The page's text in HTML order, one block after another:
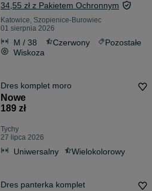
34,55 zł z Pakietem Ochronnym
Katowice, Szopienice-Burowiec
01 sierpnia 2026
M / 38 Czerwony
Pozostałe
Wiskoza
Dres komplet moro
Nowe
189 zł
Tychy
27 lipca 2026
Uniwersalny Wielokolorowy
Dres panterka komplet